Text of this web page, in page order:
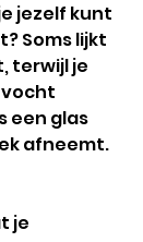
jezelf kunt
Soms lijkt
terwijl je
vocht
een glas
afneemt.
je